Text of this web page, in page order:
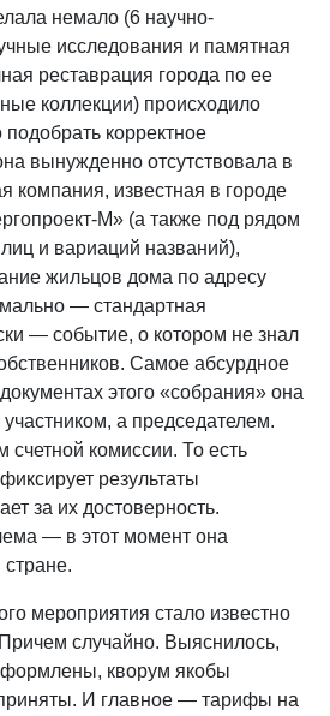
немало (6 научно-
исследования и памятная
реставрация города по ее
коллекции) происходило
корректное
вынужденно отсутствовала в
компания, известная в городе
М» (а также под рядом
и вариаций названий),
жильцов дома по адресу
— стандартная
— событие, о котором не знал
Самое абсурдное
этого «собрания» она
а председателем.
комиссии. То есть
результаты
за их достоверность.
— в этот момент она
стране.
мероприятия стало известно
случайно. Выяснилось,
кворум якобы
И главное — тарифы на